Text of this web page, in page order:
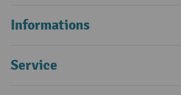
Informations
Service